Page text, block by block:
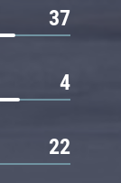
37
4
22